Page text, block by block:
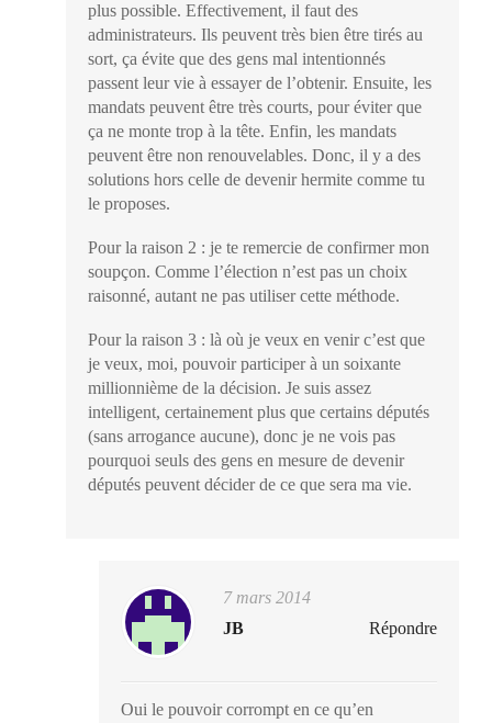
plus possible. Effectivement, il faut des
administrateurs. Ils peuvent très bien être tirés au
sort, ça évite que des gens mal intentionnés
passent leur vie à essayer de l’obtenir. Ensuite, les
mandats peuvent être très courts, pour éviter que
ça ne monte trop à la tête. Enfin, les mandats
peuvent être non renouvelables. Donc, il y a des
solutions hors celle de devenir hermite comme tu
le proposes.
Pour la raison 2 : je te remercie de confirmer mon
soupçon. Comme l’élection n’est pas un choix
raisonné, autant ne pas utiliser cette méthode.
Pour la raison 3 : là où je veux en venir c’est que
je veux, moi, pouvoir participer à un soixante
millionnième de la décision. Je suis assez
intelligent, certainement plus que certains députés
(sans arrogance aucune), donc je ne vois pas
pourquoi seuls des gens en mesure de devenir
députés peuvent décider de ce que sera ma vie.
7 mars 2014
JB
Répondre
Oui le pouvoir corrompt en ce qu’en